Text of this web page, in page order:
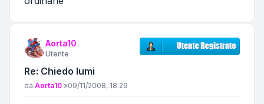
Aorta10
Utente
Re: Chiedo lumi
Messaggio
da Aorta10 »09/11/2008, 18:29